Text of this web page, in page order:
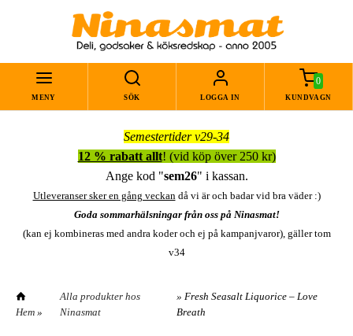
MENY SÖK LOGGA IN
0
KUNDVAGN
Semestertider v29-34
12 % rabatt allt! (vid köp över 250 kr)
Ange kod "sem26" i kassan.
Utleveranser sker en gång veckandå vi är och badar vid bra väder :)
Goda sommarhälsningar från oss på Ninasmat!
(kan ej kombineras med andra koder och ej på kampanjvaror), gäller tom
v34
Hem »
Alla produkter hos
Ninasmat
» Fresh Seasalt Liquorice – Love
Breath